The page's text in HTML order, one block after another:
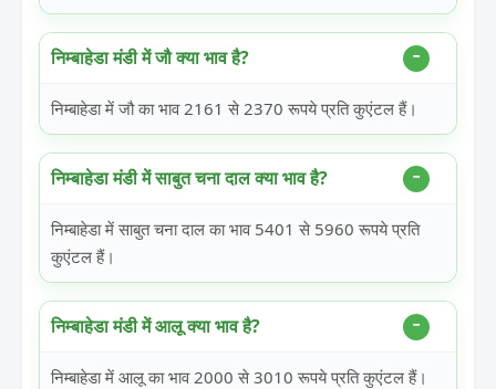
निम्बाहेडा मंडी में जौ क्या भाव है?
निम्बाहेडा में जौ का भाव 2161 से 2370 रूपये प्रति कुएंटल हैं।
निम्बाहेडा मंडी में साबुत चना दाल क्या भाव है?
निम्बाहेडा में साबुत चना दाल का भाव 5401 से 5960 रूपये प्रति
कुएंटल हैं।
निम्बाहेडा मंडी में आलू क्या भाव है?
निम्बाहेडा में आलू का भाव 2000 से 3010 रूपये प्रति कुएंटल हैं।